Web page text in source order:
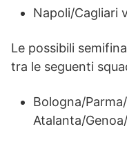
Napoli/Cagliari
Le possibili
tra le seguenti
Bologna/
Atalanta/